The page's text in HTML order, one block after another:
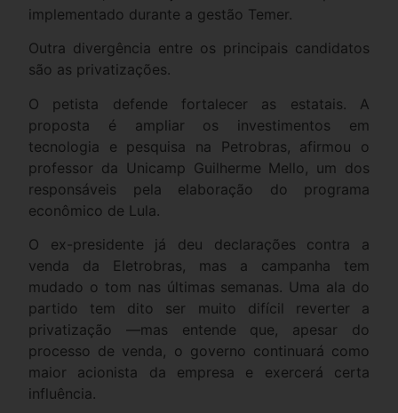
implementado durante a gestão Temer.
Outra divergência entre os principais candidatos
são as privatizações.
O petista defende fortalecer as estatais. A
proposta é ampliar os investimentos em
tecnologia e pesquisa na Petrobras, afirmou o
professor da Unicamp Guilherme Mello, um dos
responsáveis pela elaboração do programa
econômico de Lula.
O ex-presidente já deu declarações contra a
venda da Eletrobras, mas a campanha tem
mudado o tom nas últimas semanas. Uma ala do
partido tem dito ser muito difícil reverter a
privatização —mas entende que, apesar do
processo de venda, o governo continuará como
maior acionista da empresa e exercerá certa
influência.